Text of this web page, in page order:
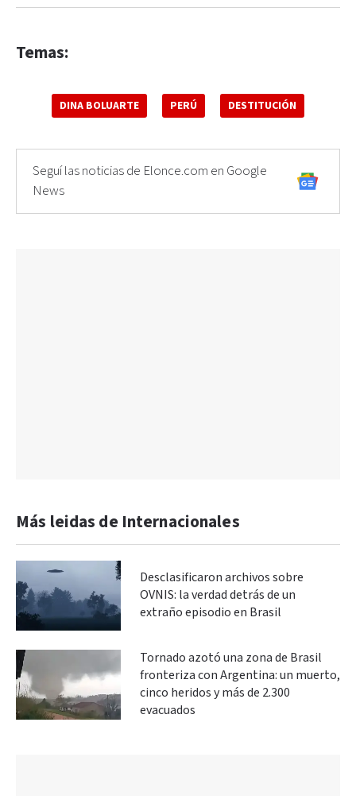
Temas:
DINA BOLUARTE PERÚ DESTITUCIÓN
Seguí las noticias de Elonce.com en Google
News
Más leidas de Internacionales
Desclasificaron archivos sobre
OVNIS: la verdad detrás de un
extraño episodio en Brasil
Tornado azotó una zona de Brasil
fronteriza con Argentina: un muerto,
cinco heridos y más de 2.300
evacuados